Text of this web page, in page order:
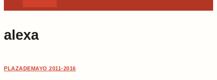
alexa
PLAZADEMAYO 2011-2016